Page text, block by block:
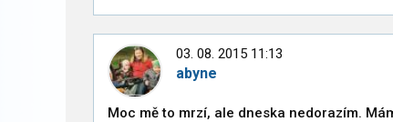
03. 08. 2015 11:13
abyne
Moc mě to mrzí, ale dneska nedorazím.